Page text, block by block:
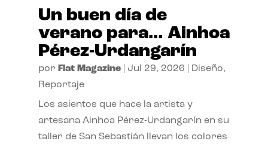
Un buen día de
verano para… Ainhoa
Pérez-Urdangarín
por Flat Magazine| Jul 29, 2026 Diseño,
Reportaje
Los asientos que hace la artista y
artesana Ainhoa Pérez-Urdangarín en su
taller de San Sebastián llevan los colores